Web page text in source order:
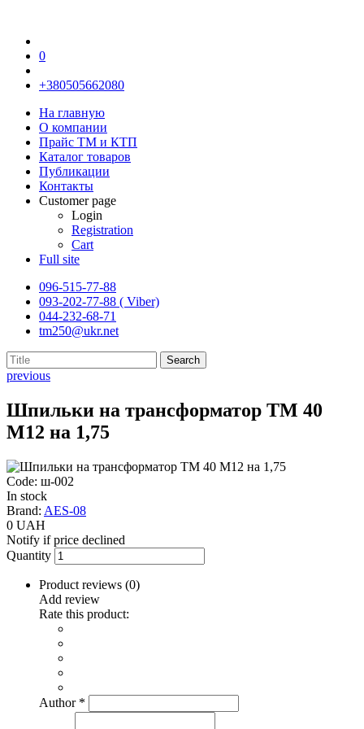
0
+380505662080
На главную
О компании
Прайс TM и КТП
Каталог товаров
Публикации
Контакты
Customer page
Login
Registration
Cart
Full site
096-515-77-88
093-202-77-88 ( Viber)
044-232-68-71
tm250@ukr.net
previous
Шпильки на трансформатор ТМ 40
М12 на 1,75
Code: ш-002
In stock
Brand: AES-08
0 UAH
Notify if price declined
Quantity
Product reviews (0)
Add review
Rate this product:
Author *